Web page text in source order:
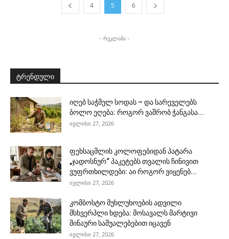
4 5 6
- რეკლამა -
ტრენდული
იღებ საჭმელ სოდას – და სარეველებს
ბოლო ეღება: როგორ ვაშრობ ჭანგასა...
ივლისი 27, 2026
ფეხსაცმლის კოლოფებიდან პატარა
„ჯადოსნურ“ პაკეტებს თვალის ჩინივით
ვუფრთხილდები: აი როგორ ვიყენებ...
ივლისი 27, 2026
კომბოსტო მუხლუხოების ადვილი
მსხვერპლი ხდება: მოსავალს მარტივი
შინაური საშუალებებით იცავენ
ივლისი 27, 2026